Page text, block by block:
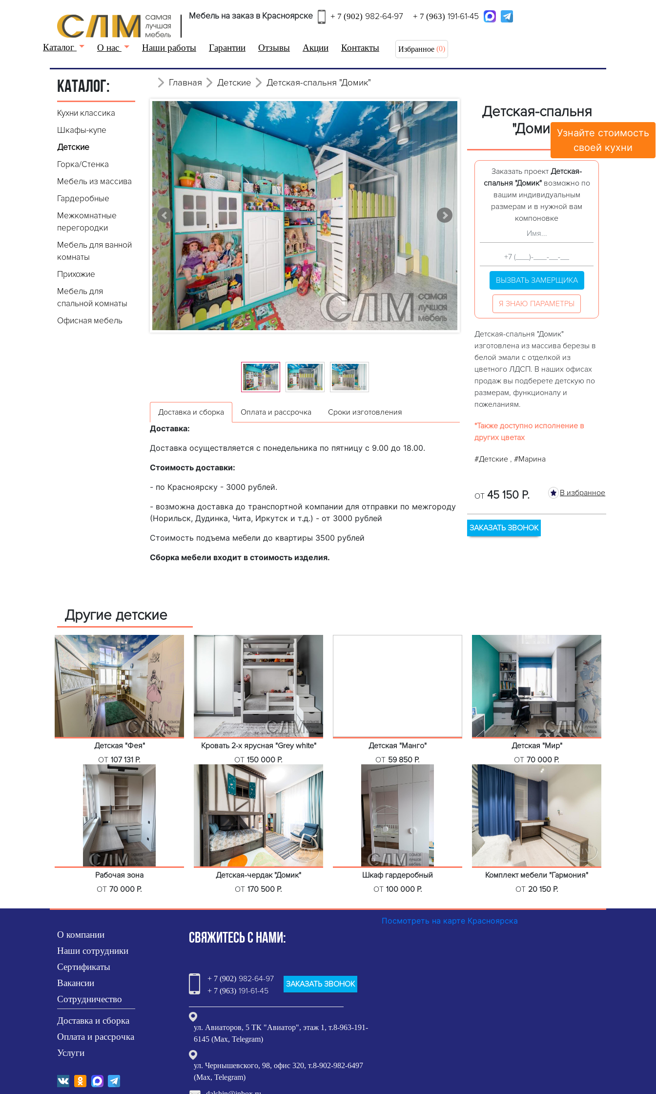
Узнайте стоимость
своей кухни
Мебель на заказ в Красноярске + 7 (902) 982-64-97 + 7 (963) 191-61-45
Каталог О нас Наши работы Гарантии Отзывы Акции Контакты Избранное (0)
Главная Детские Детская-спальня "Домик"
КАТАЛОГ:
Кухни классика
Шкафы-купе
Детские
Горка/Стенка
Мебель из массива
Гардеробные
Межкомнатные
перегородки
Мебель для ванной
комнаты
Прихожие
Мебель для
спальной комнаты
Офисная мебель
Доставка и сборка Оплата и рассрочка
Сроки изготовления
Доставка:
Доставка осуществляется с понедельника по пятницу с 9.00 до 18.00.
Стоимость доставки:
- по Красноярску - 3000 рублей.
- возможна доставка до транспортной компании для отправки по межгороду
(Норильск, Дудинка, Чита, Иркутск и т.д.) - от 3000 рублей
Стоимость подъема мебели до квартиры 3500 рублей
Сборка мебели входит в стоимость изделия.
Детская-спальня
"Домик"
Заказать проект Детская-
спальня "Домик"возможно по
вашим индивидуальным
размерам и в нужной вам
компоновке
ВЫЗВАТЬ ЗАМЕРЩИКА
Я ЗНАЮ ПАРАМЕТРЫ
Детская-спальня "Домик"
изготовлена из массива березы в
белой эмали с отделкой из
цветного ЛДСП. В наших офисах
продаж вы подберете детскую по
размерам, функционалу и
пожеланиям.
*Также доступно исполнение в
других цветах
#Детские , #Марина
ОТ 45 150 Р. В избранное
ЗАКАЗАТЬ ЗВОНОК
Другие детские
Детская "Фея"
ОТ 107 131 Р.
Кровать 2-х ярусная "Grey white"
ОТ 150 000 Р.
Детская "Манго"
ОТ 59 850 Р.
Детская "Мир"
ОТ 70 000 Р.
Рабочая зона
ОТ 70 000 Р.
Детская-чердак "Домик"
ОТ 170 500 Р.
Шкаф гардеробный
ОТ 100 000 Р.
Комплект мебели "Гармония"
ОТ 20 150 Р.
О компании
Наши сотрудники
Сертификаты
Вакансии
Сотрудничество
Доставка и сборка
Оплата и рассрочка
Услуги
СВЯЖИТЕСЬ С НАМИ:
+ 7 (902) 982-64-97
+ 7 (963) 191-61-45
ЗАКАЗАТЬ ЗВОНОК
ул. Авиаторов, 5 ТК "Авиатор", этаж 1, т.8-963-191-
6145 (Max, Telegram)
ул. Чернышевского, 98, офис 320, т.8-902-982-6497
(Max, Telegram)
Посмотреть на карте Красноярска